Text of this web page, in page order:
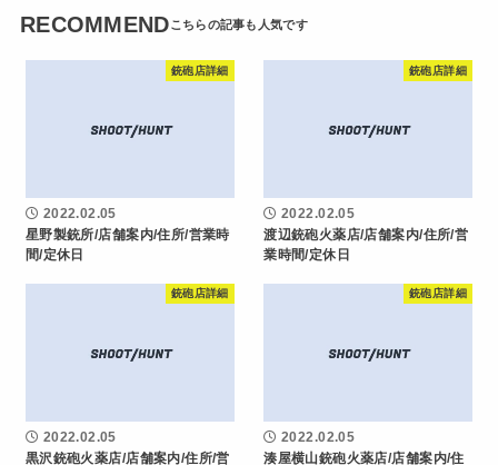
RECOMMEND
銃砲店詳細
2022.02.05
星野製銃所/店舗案内/住所/営業時
間/定休日
銃砲店詳細
2022.02.05
渡辺銃砲火薬店/店舗案内/住所/営
業時間/定休日
銃砲店詳細
2022.02.05
黒沢銃砲火薬店/店舗案内/住所/営
銃砲店詳細
2022.02.05
湊屋横山銃砲火薬店/店舗案内/住